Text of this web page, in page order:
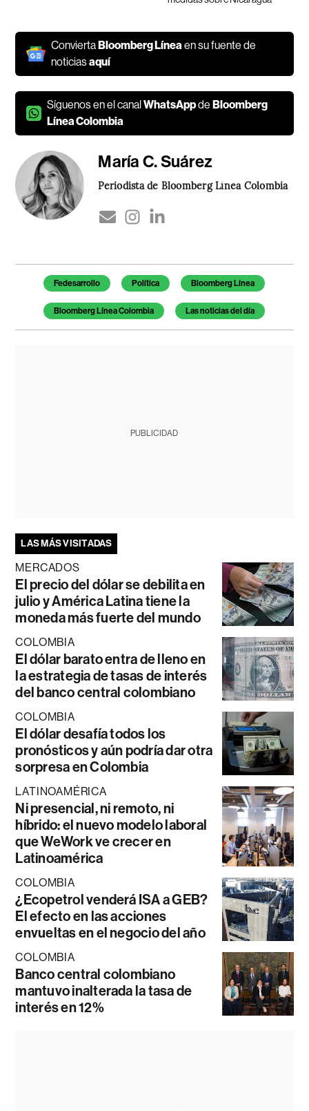
ConviertaBloomberg Líneaen su fuente de
noticiasaquí
Síguenos en el canalWhatsAppdeBloomberg
Línea Colombia
María C. Suárez
Periodista de Bloomberg Línea Colombia
Temas de este artículo
Fedesarrollo Política Bloomberg Línea
Bloomberg Línea Colombia Las noticias del día
PUBLICIDAD
LAS MÁS VISITADAS
MERCADOS
El precio del dólar se debilita en
julio y América Latina tiene la
moneda más fuerte del mundo
COLOMBIA
El dólar barato entra de lleno en
la estrategia de tasas de interés
del banco central colombiano
COLOMBIA
El dólar desafía todos los
pronósticos y aún podría dar otra
sorpresa en Colombia
LATINOAMÉRICA
Ni presencial, ni remoto, ni
híbrido: el nuevo modelo laboral
que WeWork ve crecer en
Latinoamérica
COLOMBIA
¿Ecopetrol venderá ISA a GEB?
El efecto en las acciones
envueltas en el negocio del año
COLOMBIA
Banco central colombiano
mantuvo inalterada la tasa de
interés en 12%